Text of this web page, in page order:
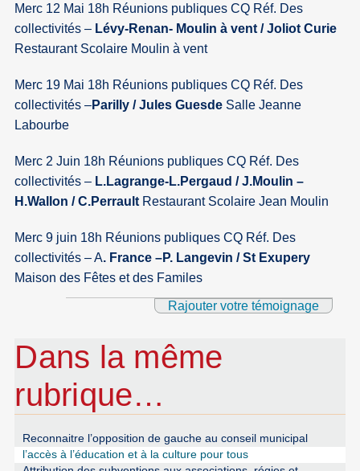
Merc 12 Mai 18h Réunions publiques CQ Réf. Des
collectivités – Lévy-Renan- Moulin à vent / Joliot Curie
Restaurant Scolaire Moulin à vent
Merc 19 Mai 18h Réunions publiques CQ Réf. Des
collectivités –Parilly / Jules Guesde Salle Jeanne
Labourbe
Merc 2 Juin 18h Réunions publiques CQ Réf. Des
collectivités – L.Lagrange-L.Pergaud / J.Moulin –
H.Wallon / C.Perrault Restaurant Scolaire Jean Moulin
Merc 9 juin 18h Réunions publiques CQ Réf. Des
collectivités – A. France –P. Langevin / St Exupery
Maison des Fêtes et des Familes
Rajouter votre témoignage
Dans la même
rubrique…
Reconnaitre l’opposition de gauche au conseil municipal
l’accès à l’éducation et à la culture pour tous